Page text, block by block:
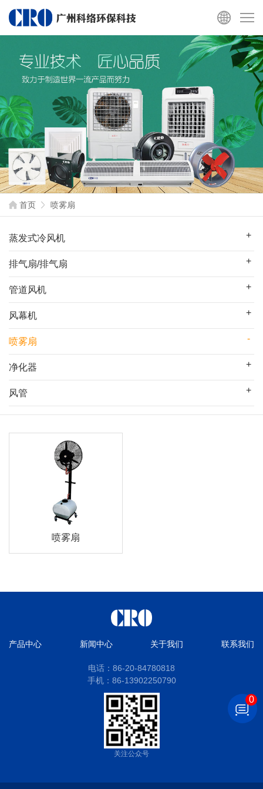
首页 喷雾扇
蒸发式冷风机
排气扇/排气扇
管道风机
风幕机
喷雾扇
净化器
风管
喷雾扇
产品中心 新闻中心 关于我们 联系我们
电话：86-20-84780818
手机：86-13902250790
关注公众号
0